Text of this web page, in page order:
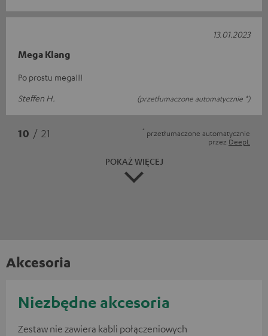
Mega Klang
Po prostu mega!!!
Steffen H.
(przetłumaczone automatycznie *)
13.01.2023
10 / 21 * przetłumaczone automatycznie
przez DeepL
POKAŻ WIĘCEJ
Akcesoria
Niezbędne akcesoria
Zestaw nie zawiera kabli połączeniowych